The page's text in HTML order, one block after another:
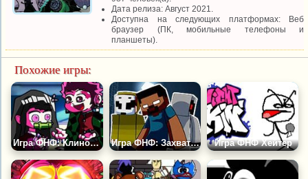
Дата релиза: Август 2021.
Доступна на следующих платформах: Веб
браузер (ПК, мобильные телефоны и
планшеты).
Похожие игры:
Игра ФНФ: Клинок Рассекающий Демонов Игра ФНФ: Захват Майнкрафт Игра ФНФ Хейтер